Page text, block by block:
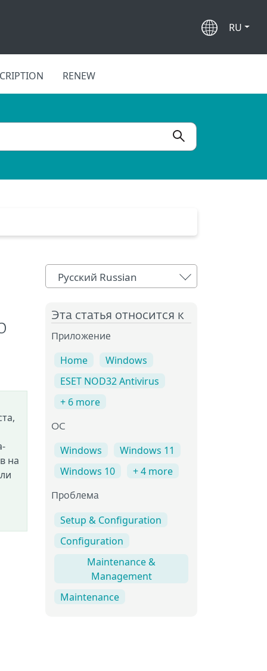
RU
RENEW
на
Русский Russian
Эта статья относится к
Приложение
Home
Windows
ESET NOD32 Antivirus
+ 6 more
OC
Windows
Windows 11
Windows 10
+ 4 more
Проблема
Setup & Configuration
Configuration
Maintenance &
Management
Maintenance